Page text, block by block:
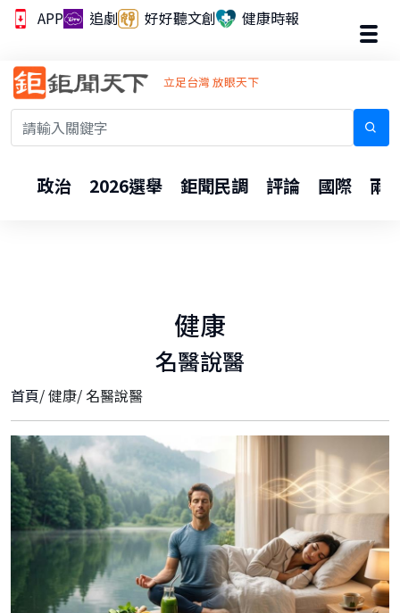
APP 追劇 好好聽文創 健康時報
立足台灣 放眼天下
政治 2026選舉 鉅聞民調 評論 國際 兩
健康
名醫說醫
首頁/健康/ 名醫說醫